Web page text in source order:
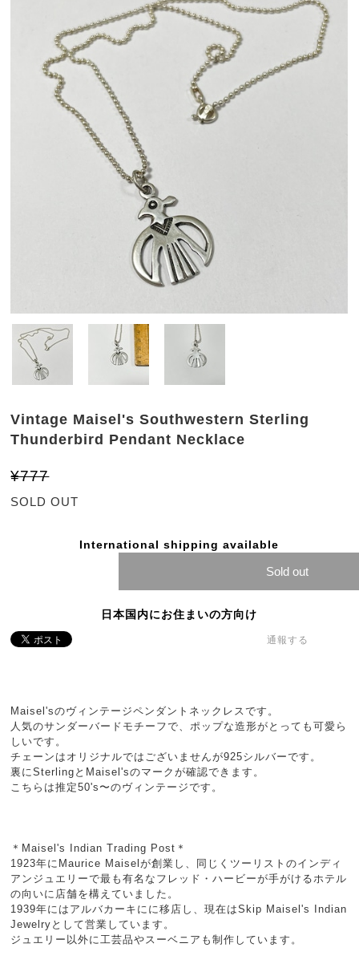
Vintage Maisel's Southwestern Sterling
Thunderbird Pendant Necklace
¥777
SOLD OUT
International shipping available
Sold out
日本国内にお住まいの方向け
通報する
Maisel'sのヴィンテージペンダントネックレスです。
人気のサンダーバードモチーフで、ポップな造形がとっても可愛ら
しいです。
チェーンはオリジナルではございませんが925シルバーです。
裏にSterlingとMaisel'sのマークが確認できます。
こちらは推定50's〜のヴィンテージです。
＊Maisel's Indian Trading Post＊
1923年にMaurice Maiselが創業し、同じくツーリストのインディ
アンジュエリーで最も有名なフレッド・ハービーが手がけるホテル
の向いに店舗を構えていました。
1939年にはアルバカーキにに移店し、現在はSkip Maisel's Indian
Jewelryとして営業しています。
ジュエリー以外に工芸品やスーベニアも制作しています。